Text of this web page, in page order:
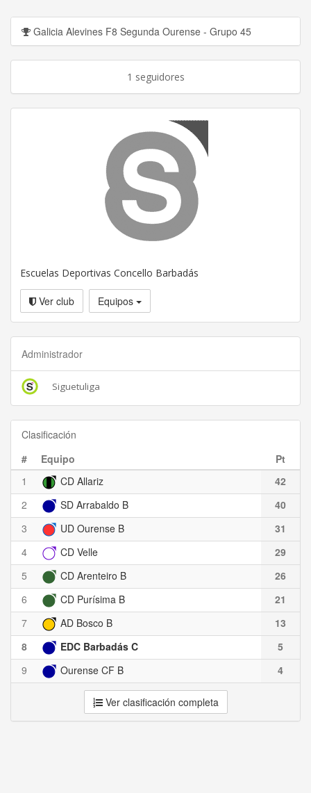
Galicia Alevines F8 Segunda Ourense - Grupo 45
1 seguidores
Escuelas Deportivas Concello Barbadás
Ver club Equipos
Administrador
Siguetuliga
Clasificación
#
Equipo
Pt
1
CD Allariz
42
2
SD Arrabaldo B
40
3
UD Ourense B
31
4
CD Velle
29
5
CD Arenteiro B
26
6
CD Purísima B
21
7
AD Bosco B
13
8
EDC Barbadás C
5
9
Ourense CF B 4
Ver clasificación completa